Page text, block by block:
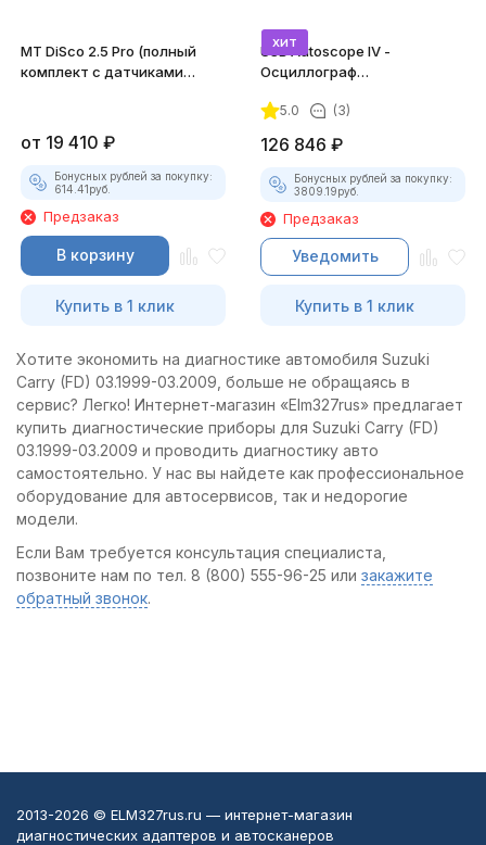
MT DiSco 2.5 Pro (полный
комплект с датчиками
от 19 410 ₽
Бонусных рублей за покупку:
614.41руб.
Предзаказ
В корзину
Купить в 1 клик
хит
USB Autoscope IV -
Осциллограф
комплект)
5.0 (3)
126 846 ₽
Бонусных рублей за покупку:
3809.19руб.
Предзаказ
Уведомить
Купить в 1 клик
Хотите экономить на диагностике автомобиля Suzuki
Carry (FD) 03.1999-03.2009, больше не обращаясь в
сервис? Легко! Интернет-магазин «Elm327rus» предлагает
купить диагностические приборы для Suzuki Carry (FD)
03.1999-03.2009 и проводить диагностику авто
самостоятельно. У нас вы найдете как профессиональное
оборудование для автосервисов, так и недорогие
модели.
Если Вам требуется консультация специалиста,
позвоните нам по тел. 8 (800) 555-96-25 или закажите
обратный звонок.
2013-2026 © ELM327rus.ru — интернет-магазин
диагностических адаптеров и автосканеров